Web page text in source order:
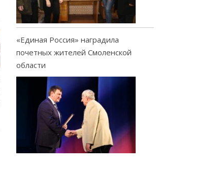
«Единая Россия» наградила
почетных жителей Смоленской
области